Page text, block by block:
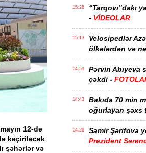
12-də
keçiriləcək
şəhərlər və
15:28
“Tarqovı”dakı
- VİDEOLAR
15:13
Velosipedlər
ölkələrdən və
14:59
Pərvin
çəkdi -
14:43
Bakıda 70 min
oğurlayan şəxs
14:26
Samir Şərifova
Prezident